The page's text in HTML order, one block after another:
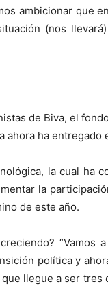
ambicionar que
(nos
de Biva, el
ahora ha entregado
la cual ha
la
de este año.
“Vamos
política y
llegue a ser tres